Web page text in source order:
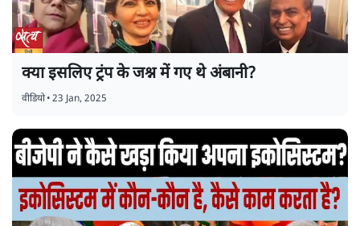
क्या इसलिए ट्रंप के जश्न में गए थे अंबानी?
वीडियो•23 Jan, 2025